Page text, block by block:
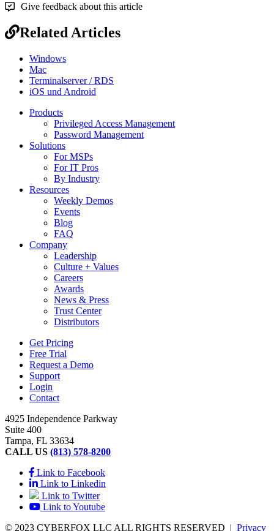
Give feedback about this article
Related Articles
Windows
Mac
Terminalserver / RDS
iOS und Android
Products
Privileged Access Management
Password Management
Solutions
For MSPs
For IT Pros
By Industry
Resources
Weekly Demos
Events
Blog
FAQ
Company
Leadership
Culture + Values
Careers
Awards
News & Press
Trust Center
Distributors
Get Pricing
Free Trial
Request a Demo
Support
Login
Contact
4925 Independence Parkway
Suite 400
Tampa, FL 33634
CALL US (813) 578-8200
Link to Facebook
Link to Linkedin
Link to Twitter
Link to Youtube
© 2023 CYBERFOX LLC ALL RIGHTS RESERVED | Privacy